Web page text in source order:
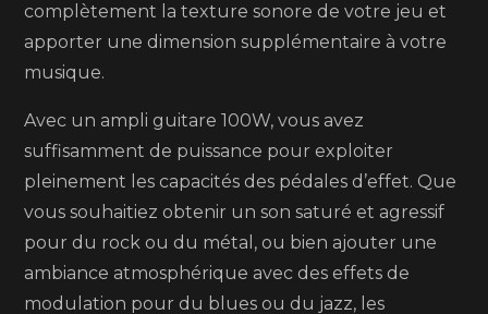
complètement la texture sonore de votre jeu et
apporter une dimension supplémentaire à votre
musique.
Avec un ampli guitare 100W, vous avez
suffisamment de puissance pour exploiter
pleinement les capacités des pédales d’effet. Que
vous souhaitiez obtenir un son saturé et agressif
pour du rock ou du métal, ou bien ajouter une
ambiance atmosphérique avec des effets de
modulation pour du blues ou du jazz, les